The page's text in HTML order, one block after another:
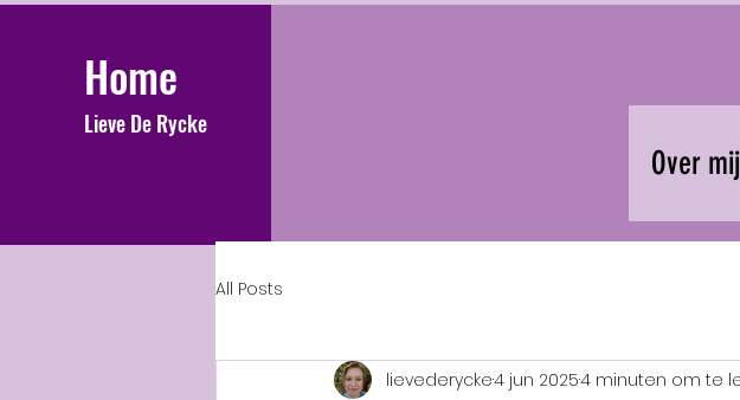
Home
Lieve De Rycke
Over mij
All Posts
lievederycke4 jun 20254 minuten om te